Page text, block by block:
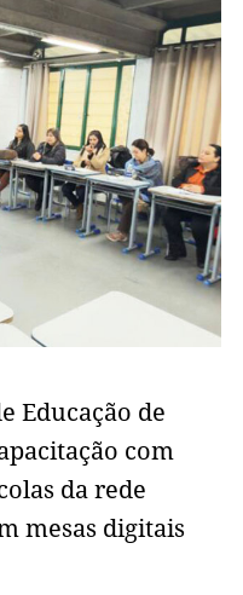
Educação de
com
da rede
mesas digitais